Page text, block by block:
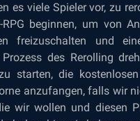
es viele Spieler vor, zu
RPG beginnen, um von
freizuschalten und
des Rerolling
starten, die
anzufangen, falls wir
wir wollen und diesen